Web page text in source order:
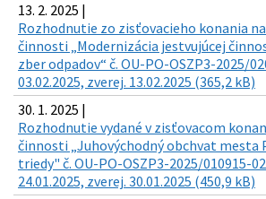
13. 2. 2025 |
Rozhodnutie zo zisťovacieho konania
činnosti „Modernizácia jestvujúcej
zber odpadov“ č. OU-PO-OSZP3-2025/
03.02.2025, zverej. 13.02.2025 (365,2 kB)
30. 1. 2025 |
Rozhodnutie vydané v zisťovacom
činnosti „Juhovýchodný obchvat mesta
triedy" č. OU-PO-OSZP3-2025/010915-
24.01.2025, zverej. 30.01.2025 (450,9 kB)